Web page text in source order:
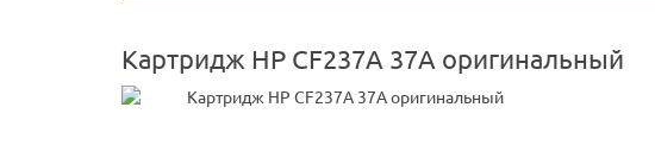
Картридж HP CF237A 37A оригинальный